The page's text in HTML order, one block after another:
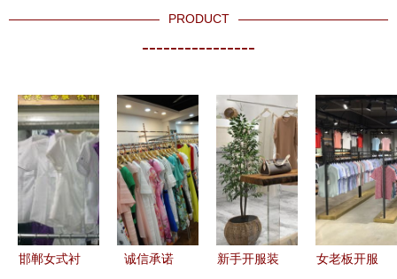
PRODUCT
----------------
邯郸女式衬
诚信承诺
新手开服装
女老板开服